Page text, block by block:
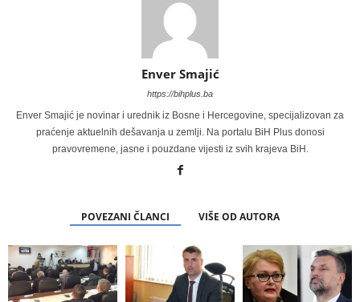
Enver Smajić
https://bihplus.ba
Enver Smajić je novinar i urednik iz Bosne i Hercegovine, specijalizovan za
praćenje aktuelnih dešavanja u zemlji. Na portalu BiH Plus donosi
pravovremene, jasne i pouzdane vijesti iz svih krajeva BiH.
POVEZANI ČLANCI VIŠE OD AUTORA